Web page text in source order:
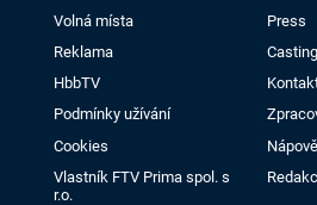
Volná místa
Press
Reklama
HbbTV
Podmínky užívání
Cookies
Vlastník FTV Prima spol. s
r.o.